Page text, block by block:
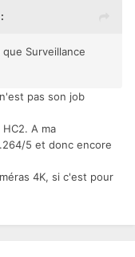
Surveillance
pas son job
A ma
5 et donc encore
4K, si c'est pour